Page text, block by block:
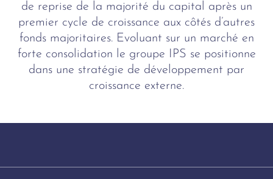
de reprise de la majorité du capital après un
premier cycle de croissance aux côtés d’autres
fonds majoritaires. Evoluant sur un marché en
forte consolidation le groupe IPS se positionne
dans une stratégie de développement par
croissance externe.